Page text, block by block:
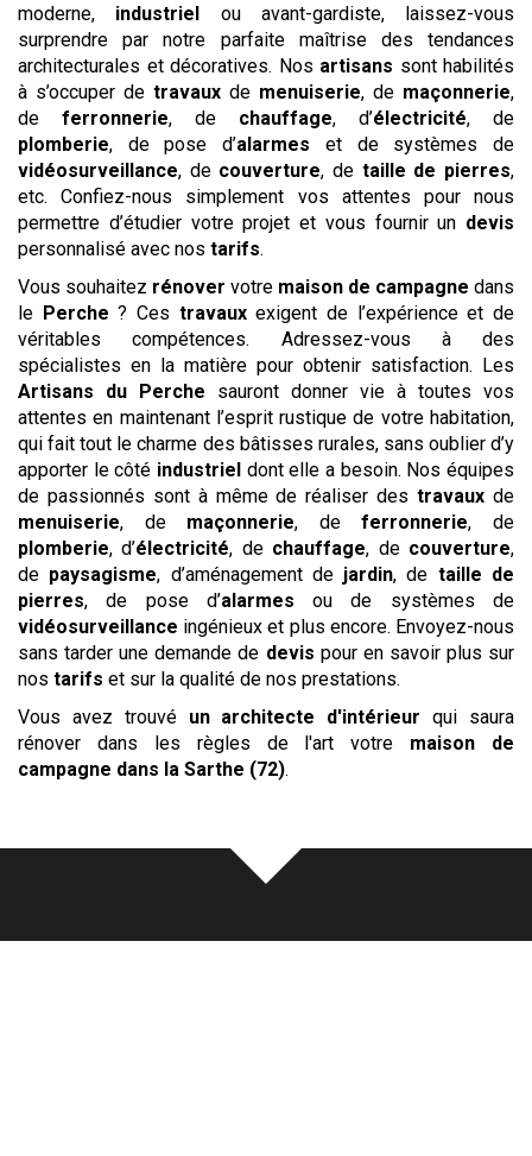
moderne, industriel ou avant-gardiste, laissez-vous
surprendre par notre parfaite maîtrise des tendances
architecturales et décoratives. Nos artisans sont habilités
à s’occuper de travaux de menuiserie, de maçonnerie,
de ferronnerie, de chauffage, d’électricité, de
plomberie, de pose d’alarmes et de systèmes de
vidéosurveillance, de couverture, de taille de pierres,
etc. Confiez-nous simplement vos attentes pour nous
permettre d’étudier votre projet et vous fournir un devis
personnalisé avec nos tarifs.
Vous souhaitez rénover votre maison de campagne dans
le Perche ? Ces travauxexigent de l’expérience et de
véritables compétences. Adressez-vous à des
spécialistes en la matière pour obtenir satisfaction. Les
Artisans du Perche sauront donner vie à toutes vos
attentes en maintenant l’esprit rustique de votre habitation,
qui fait tout le charme des bâtisses rurales, sans oublier d’y
apporter le côté industriel dont elle a besoin. Nos équipes
de passionnés sont à même de réaliser destravaux de
menuiserie, de maçonnerie, deferronnerie, de
plomberie, d’électricité, de chauffage, de couverture,
de paysagisme, d’aménagement de jardin, de taille de
pierres, de pose d’alarmes ou de systèmes de
vidéosurveillance ingénieux et plus encore. Envoyez-nous
sans tarder une demande de devis pour en savoir plus sur
nos tarifs et sur la qualité de nos prestations.
Vous avez trouvé un architecte d'intérieur qui saura
rénover dans les règles de l'art votre maison de
campagne dans la Sarthe (72).